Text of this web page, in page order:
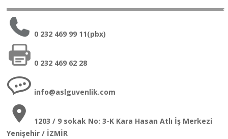
0 232 469 99 11(pbx)
0 232 469 62 28
info@aslguvenlik.com
1203 / 9 sokak No: 3-K Kara Hasan Atlı İş Merkezi
Yenişehir / İZMİR